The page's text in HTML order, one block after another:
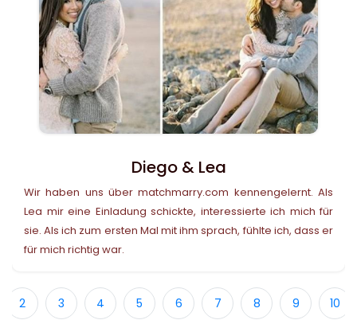
Diego & Lea
Wir haben uns über matchmarry.com kennengelernt. Als
Lea mir eine Einladung schickte, interessierte ich mich für
sie. Als ich zum ersten Mal mit ihm sprach, fühlte ich, dass er
für mich richtig war.
2 3 4 5 6 7 8 9 10